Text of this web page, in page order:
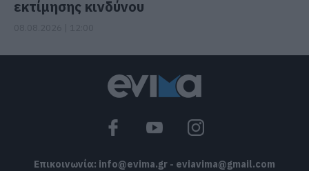
εκτίμησης κινδύνου
Επικοινωνία: info@evima.gr - eviavima@gmail.com